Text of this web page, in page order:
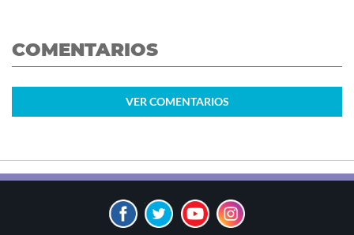
COMENTARIOS
VER COMENTARIOS